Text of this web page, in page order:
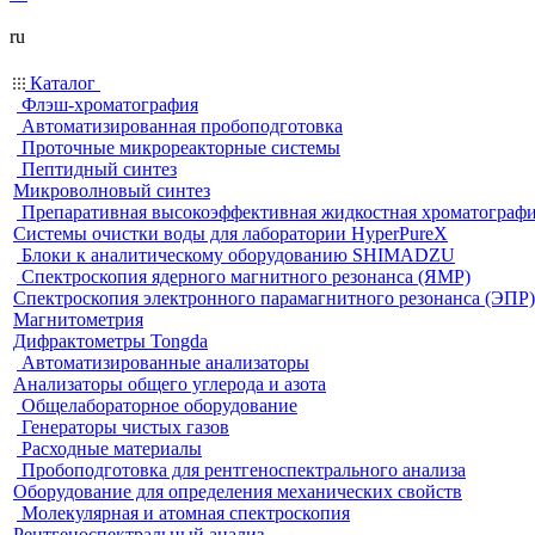
ru
Каталог
Флэш-хроматография
Автоматизированная пробоподготовка
Проточные микрореакторные системы
Пептидный синтез
Микроволновый синтез
Препаративная высокоэффективная жидкостная
Системы очистки воды для лаборатории HyperPureX
Блоки к аналитическому оборудованию SHIMADZU
Спектроскопия ядерного магнитного резонанса (ЯМР)
Спектроскопия электронного парамагнитного резонанса (ЭПР)
Магнитометрия
Дифрактометры Tongda
Автоматизированные анализаторы
Анализаторы общего углерода и азота
Общелабораторное оборудование
Генераторы чистых газов
Расходные материалы
Пробоподготовка для рентгеноспектрального анализа
Оборудование для определения механических свойств
Молекулярная и атомная спектроскопия